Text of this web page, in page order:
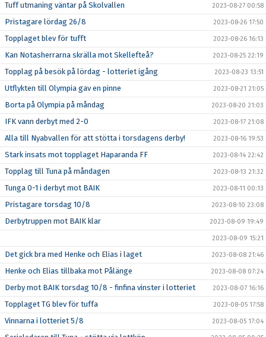
Tuff utmaning väntar på Skolvallen 2023-08-27 00:58
Pristagare lördag 26/8 2023-08-26 17:50
Topplaget blev för tufft 2023-08-26 16:13
Kan Notasherrarna skrälla mot Skellefteå? 2023-08-25 22:19
Topplag på besök på lördag - lotteriet igång 2023-08-23 13:51
Utflykten till Olympia gav en pinne 2023-08-21 21:05
Borta på Olympia på måndag 2023-08-20 21:03
IFK vann derbyt med 2-0 2023-08-17 21:08
Alla till Nyabvallen för att stötta i torsdagens derby! 2023-08-16 19:53
Stark insats mot topplaget Haparanda FF 2023-08-14 22:42
Topplag till Tuna på måndagen 2023-08-13 21:32
Tunga 0-1 i derbyt mot BAIK 2023-08-11 00:13
Pristagare torsdag 10/8 2023-08-10 23:08
Derbytruppen mot BAIK klar 2023-08-09 19:49
2023-08-09 15:21
Det gick bra med Henke och Elias i laget 2023-08-08 21:46
Henke och Elias tillbaka mot Pålänge 2023-08-08 07:24
Derby mot BAIK torsdag 10/8 - finfina vinster i lotteriet 2023-08-07 16:16
Topplaget TG blev för tuffa 2023-08-05 17:58
Vinnarna i lotteriet 5/8 2023-08-05 17:04